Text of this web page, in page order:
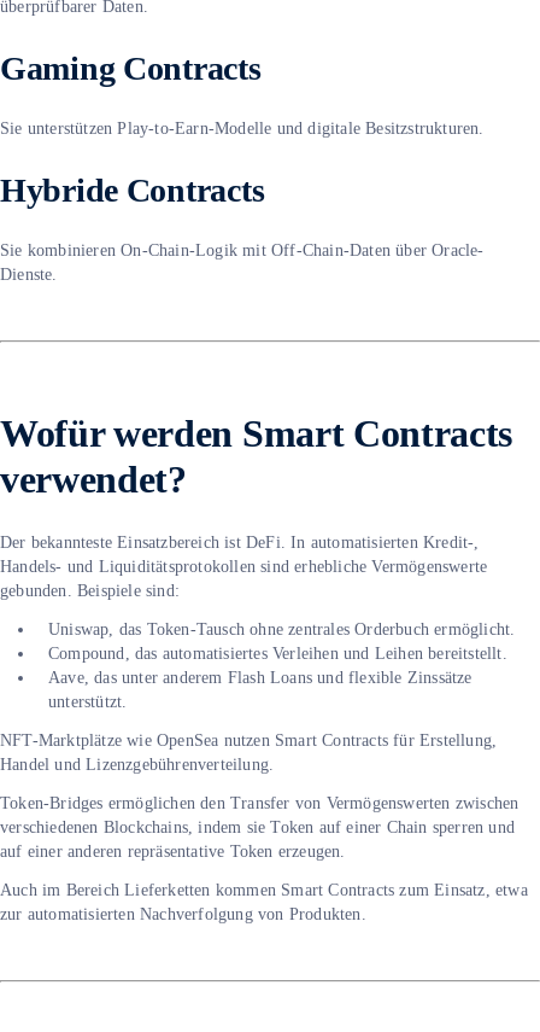
überprüfbarer Daten.
Gaming Contracts
Sie unterstützen Play-to-Earn-Modelle und digitale Besitzstrukturen.
Hybride Contracts
Sie kombinieren On-Chain-Logik mit Off-Chain-Daten über Oracle-
Dienste.
Wofür werden Smart Contracts
verwendet?
Der bekannteste Einsatzbereich ist DeFi. In automatisierten Kredit-,
Handels- und Liquiditätsprotokollen sind erhebliche Vermögenswerte
gebunden. Beispiele sind:
Uniswap, das Token-Tausch ohne zentrales Orderbuch ermöglicht.
Compound, das automatisiertes Verleihen und Leihen bereitstellt.
Aave, das unter anderem Flash Loans und flexible Zinssätze
unterstützt.
NFT-Marktplätze wie OpenSea nutzen Smart Contracts für Erstellung,
Handel und Lizenzgebührenverteilung.
Token-Bridges ermöglichen den Transfer von Vermögenswerten zwischen
verschiedenen Blockchains, indem sie Token auf einer Chain sperren und
auf einer anderen repräsentative Token erzeugen.
Auch im Bereich Lieferketten kommen Smart Contracts zum Einsatz, etwa
zur automatisierten Nachverfolgung von Produkten.